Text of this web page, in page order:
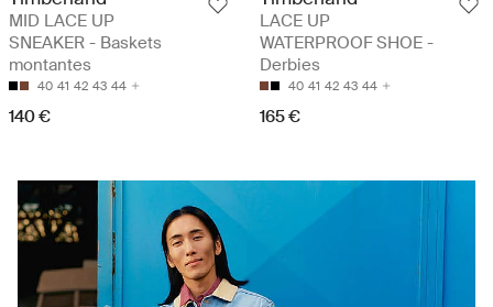
MID LACE UP
SNEAKER - Baskets
montantes
40 41 42 43 44
140 €
LACE UP
WATERPROOF SHOE -
Derbies
40 41 42 43 44
165 €